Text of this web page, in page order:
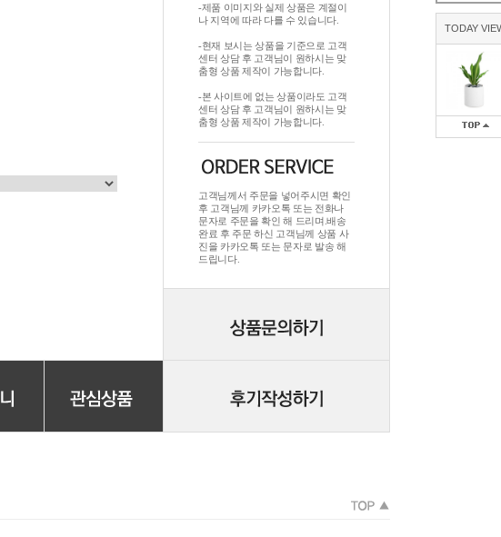
TODAY
-제품 이미지와 실제 상품은 계절이
나 지역에 따라 다를 수 있습니다.
-현재 보시는 상품을 기준으로 고객
센터 상담 후 고객님이 원하시는 맞
춤형 상품 제작이 가능합니다.
-본 사이트에 없는 상품이라도 고객
센터 상담 후 고객님이 원하시는 맞
춤형 상품 제작이 가능합니다.
고객님께서 주문을 넣어주시면 확인
후 고객님께 카카오톡 또는 전화나
문자로 주문을 확인 해 드리며.배송
완료 후 주문 하신 고객님께 상품 사
진을 카카오톡 또는 문자로 발송 해
드립니다.